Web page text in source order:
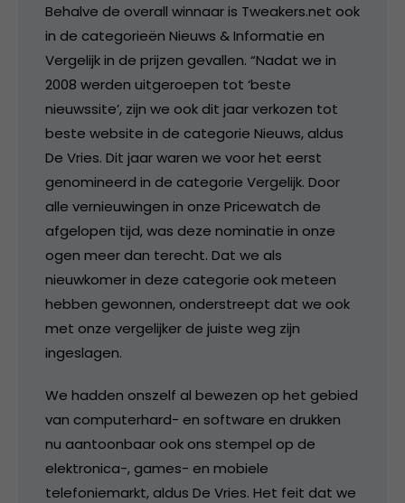
Behalve de overall winnaar is Tweakers.net ook
in de categorieën Nieuws & Informatie en
Vergelijk in de prijzen gevallen. “Nadat we in
2008 werden uitgeroepen tot ‘beste
nieuwssite’, zijn we ook dit jaar verkozen tot
beste website in de categorie Nieuws, aldus
De Vries. Dit jaar waren we voor het eerst
genomineerd in de categorie Vergelijk. Door
alle vernieuwingen in onze Pricewatch de
afgelopen tijd, was deze nominatie in onze
ogen meer dan terecht. Dat we als
nieuwkomer in deze categorie ook meteen
hebben gewonnen, onderstreept dat we ook
met onze vergelijker de juiste weg zijn
ingeslagen.
We hadden onszelf al bewezen op het gebied
van computerhard- en software en drukken
nu aantoonbaar ook ons stempel op de
elektronica-, games- en mobiele
telefoniemarkt, aldus De Vries. Het feit dat we